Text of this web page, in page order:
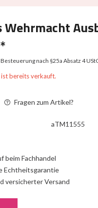
Wehrmacht
nach §25a Absatz 4
ist bereits verkauft.
Fragen zum Artikel?
aTM11555
beim Fachhandel
Echtheitsgarantie
versicherter Versand